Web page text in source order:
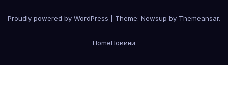
Proudly powered by WordPress Theme: Newsup by Themeansar.
HomeНовини